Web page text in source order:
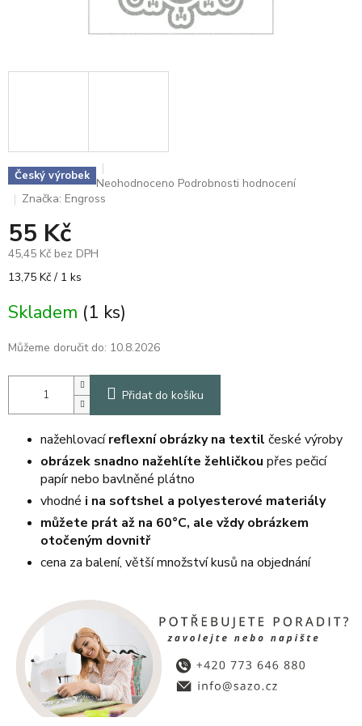
Český výrobek Průměrné
hodnocení
z
Neohodnoceno Podrobnosti hodnocení
Značka: Engross
55 Kč
45,45 Kč bez DPH
Měrná
13,75 Kč / 1 ks
Skladem (1 ks)
Můžeme doručit do: 10.8.2026
Přidat do košíku
nažehlovacíreflexní obrázky na textil české výroby
obrázek snadno nažehlíte žehličkou přes pečicí
papír nebo bavlněné plátno
vhodné i na softshel a polyesterové materiály
můžete prát až na 60°C, ale vždy obrázkem
otočeným dovnitř
cena za balení, větší množství kusů na objednání